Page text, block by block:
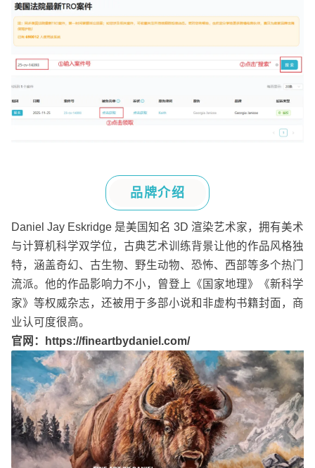
品牌介绍
Daniel Jay Eskridge 是美国知名 3D 渲染艺术家，拥有美术
与计算机科学双学位，古典艺术训练背景让他的作品风格独
特，涵盖奇幻、古生物、野生动物、恐怖、西部等多个热门
流派。他的作品影响力不小，曾登上《国家地理》《新科学
家》等权威杂志，还被用于多部小说和非虚构书籍封面，商
业认可度很高。
官网：
https://fineartbydaniel.com/